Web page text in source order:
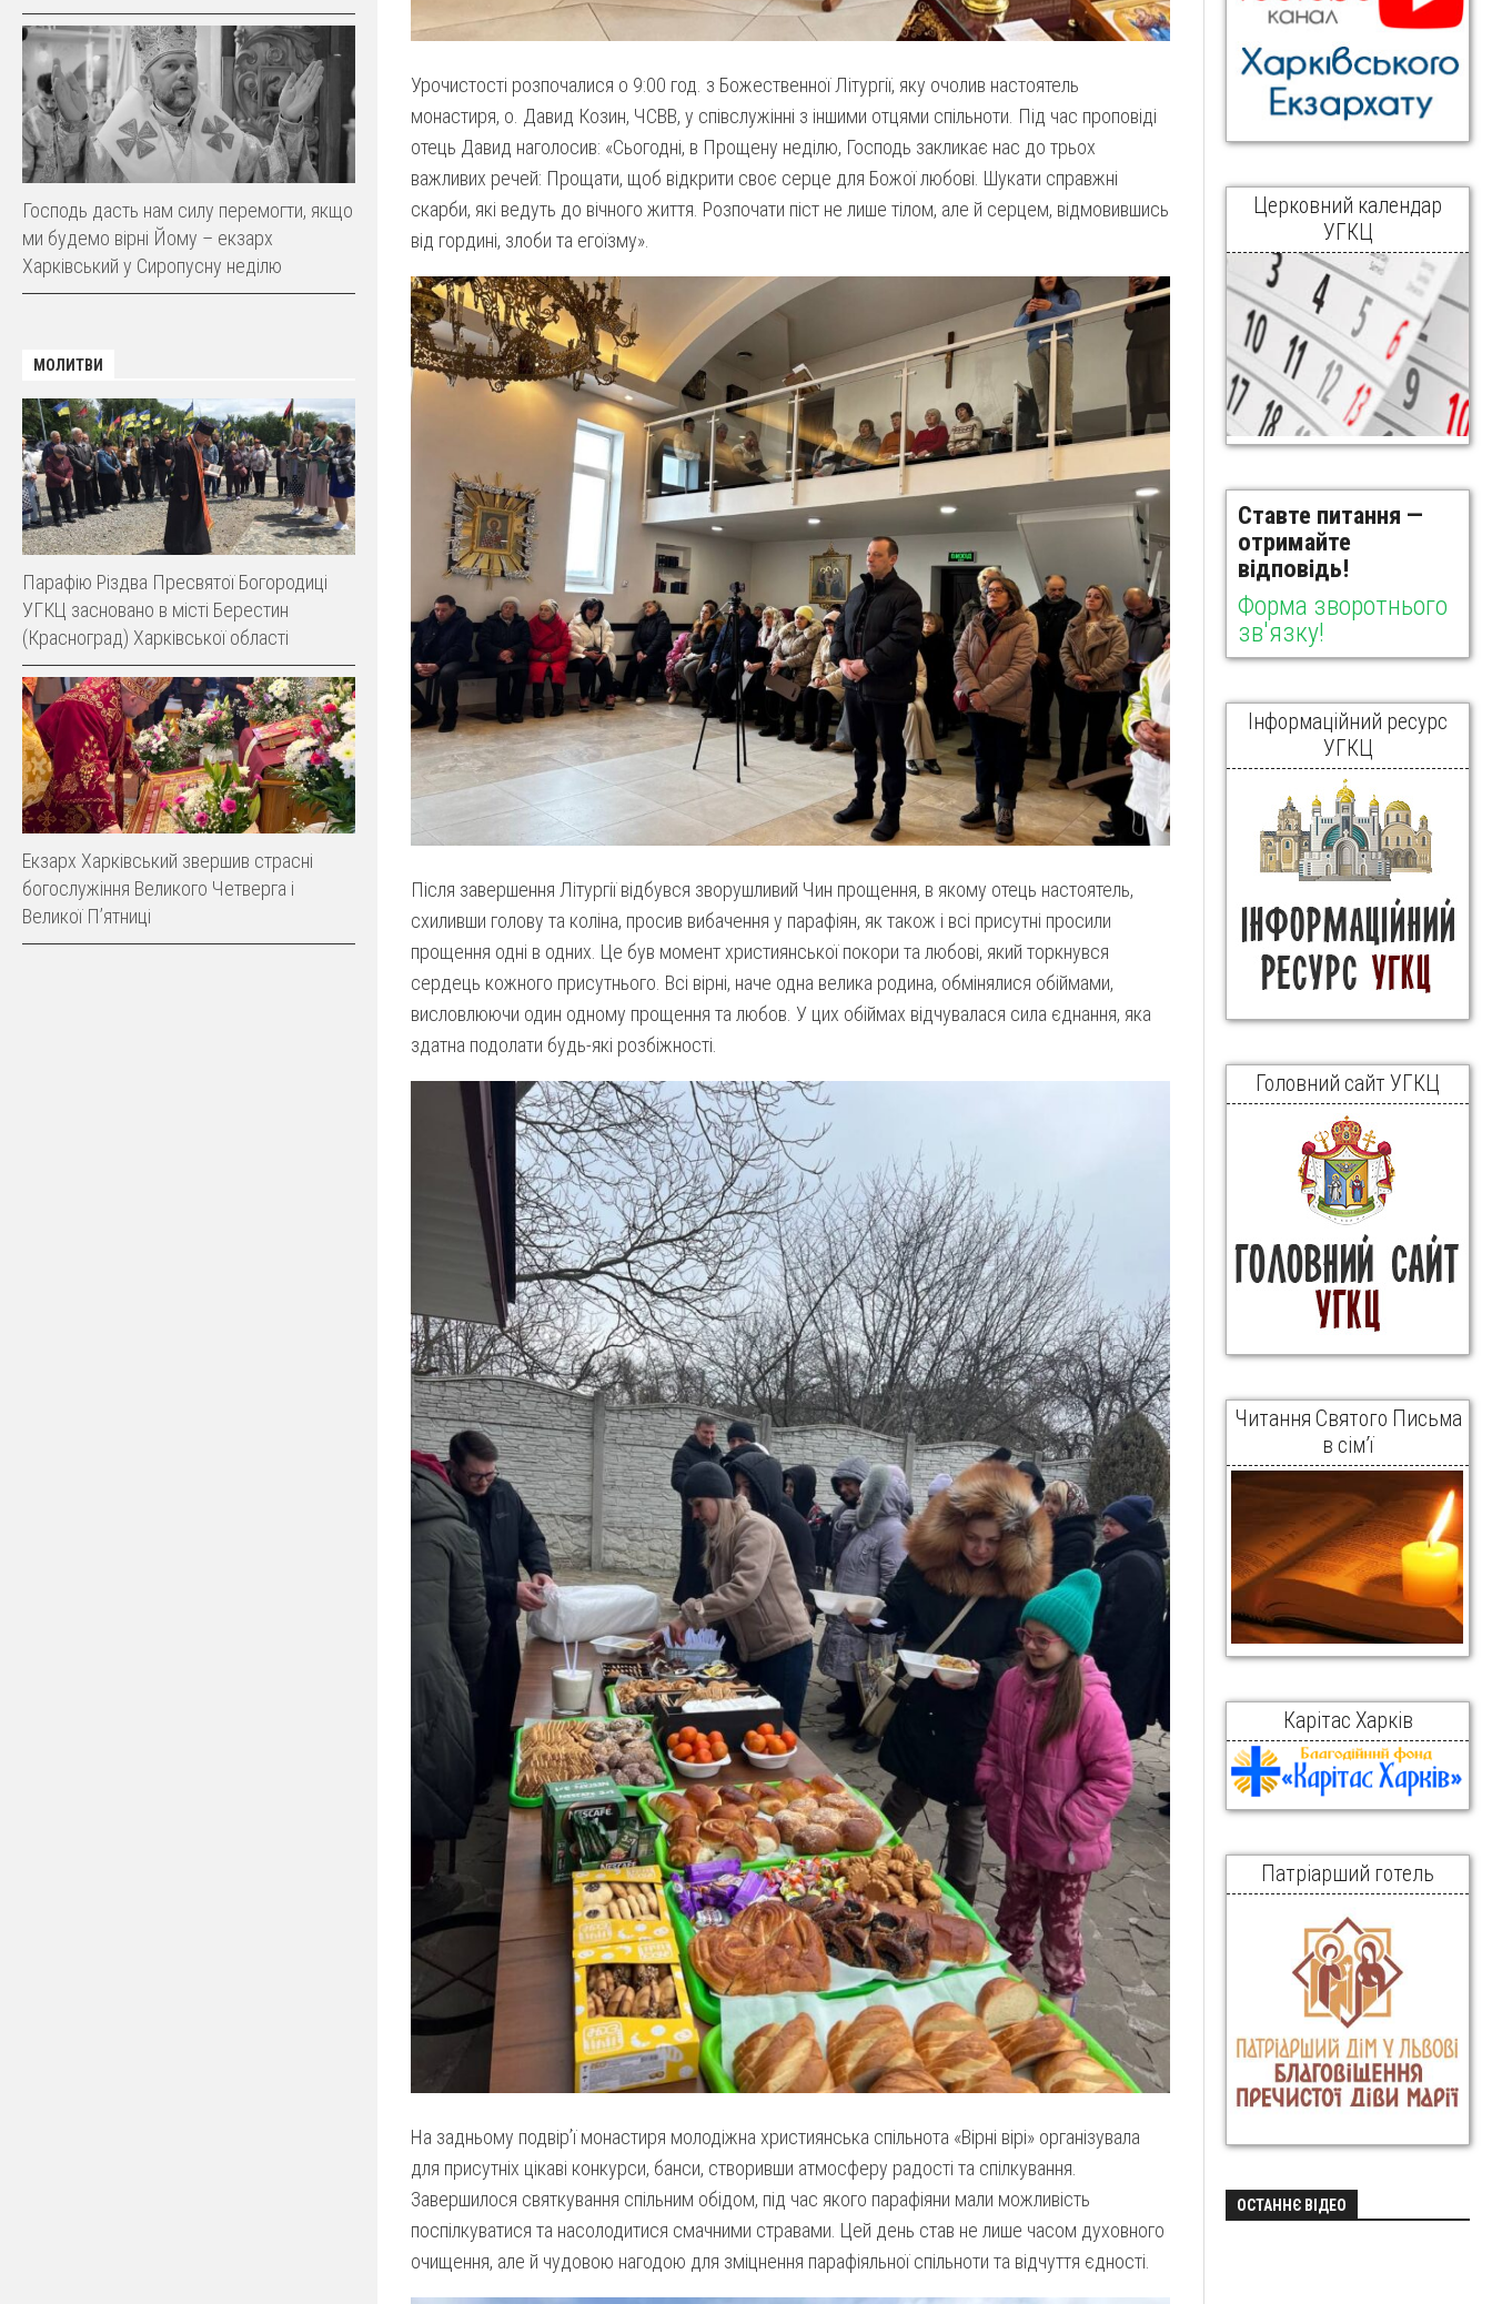
Урочистості розпочалися о 9:00 год. з Божественної Літургії, яку очолив настоятель
монастиря, о. Давид Козин, ЧСВВ, у співслужінні з іншими отцями спільноти. Під час проповіді
отець Давид наголосив: «Сьогодні, в Прощену неділю, Господь закликає нас до трьох
важливих речей: Прощати, щоб відкрити своє серце для Божої любові. Шукати справжні
скарби, які ведуть до вічного життя. Розпочати піст не лише тілом, але й серцем, відмовившись
від гордині, злоби та егоїзму».
Після завершення Літургії відбувся зворушливий Чин прощення, в якому отець настоятель,
схиливши голову та коліна, просив вибачення у парафіян, як також і всі присутні просили
прощення одні в одних. Це був момент християнської покори та любові, який торкнувся
сердець кожного присутнього. Всі вірні, наче одна велика родина, обмінялися обіймами,
висловлюючи один одному прощення та любов. У цих обіймах відчувалася сила єднання, яка
здатна подолати будь-які розбіжності.
На задньому подвірʼї монастиря молодіжна християнська спільнота «Вірні вірі» організувала
для присутніх цікаві конкурси, банси, створивши атмосферу радості та спілкування.
Завершилося святкування спільним обідом, під час якого парафіяни мали можливість
поспілкуватися та насолодитися смачними стравами. Цей день став не лише часом духовного
очищення, але й чудовою нагодою для зміцнення парафіяльної спільноти та відчуття єдності.
Господь дасть нам силу перемогти, якщо
ми будемо вірні Йому – екзарх
Харківський у Сиропусну неділю
МОЛИТВИ
Парафію Різдва Пресвятої Богородиці
УГКЦ засновано в місті Берестин
(Красноград) Харківської області
Екзарх Харківський звершив страсні
богослужіння Великого Четверга і
Великої Пʼятниці
Церковний календар
УГКЦ
Ставте питання —
отримайте
відповідь!
Форма зворотнього
зв'язку!
Інформаційний ресурс
УГКЦ
Головний сайт УГКЦ
Читання Святого Письма
в сім’ї
Карітас Харків
Патріарший готель
ОСТАННЄ ВІДЕО